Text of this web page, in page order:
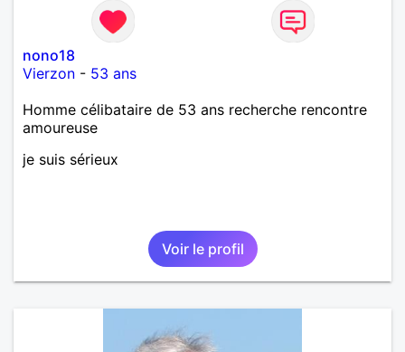
nono18
Vierzon - 53 ans
Homme célibataire de 53 ans recherche rencontre
amoureuse
je suis sérieux
Voir le profil